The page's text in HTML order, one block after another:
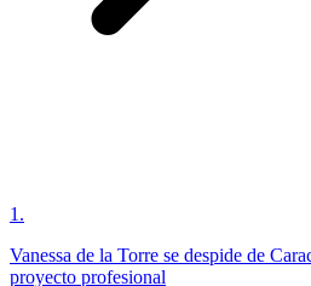
1 .
Vanessa de la Torre se despide de
proyecto profesional